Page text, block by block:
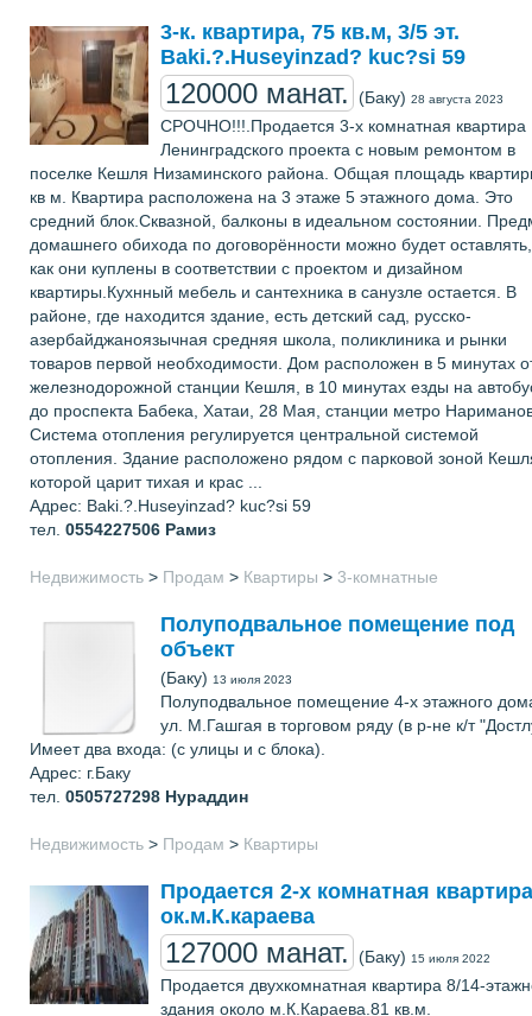
3-к. квартира, 75 кв.м, 3/5 эт.
Baki.?.Huseyinzad? kuc?si 59
120000 манат. (Баку) 28 августа 2023
СРОЧНО!!!.Продается 3-х комнатная квартира
Ленинградского проекта с новым ремонтом в
поселке Кешля Низаминского района. Общая площадь
кв м. Квартира расположена на 3 этаже 5 этажного дома. Это
средний блок.Сквазной, балконы в идеальном состоянии.
домашнего обихода по договорённости можно будет
как они куплены в соответствии с проектом и дизайном
квартиры.Кухнный мебель и сантехника в санузле остается. В
районе, где находится здание, есть детский сад, русско-
азербайджаноязычная средняя школа, поликлиника и рынки
товаров первой необходимости. Дом расположен в 5 минутах
железнодорожной станции Кешля, в 10 минутах езды на
до проспекта Бабeка, Хатаи, 28 Мая, станции метро
Система отопления регулируется центральной системой
отопления. Здание расположено рядом с парковой зоной
которой царит тихая и крас ...
Адрес: Baki.?.Huseyinzad? kuc?si 59
тел. 0554227506 Рамиз
Недвижимость > Продам > Квартиры > 3-комнатные
Полуподвальное помещение под
объект
(Баку) 13 июля 2023
Полуподвальное помещение 4-х этажного
ул. М.Гашгая в торговом ряду (в р-не к/т
Имеет два входа: (с улицы и с блока).
Адрес: г.Баку
тел. 0505727298 Нураддин
Недвижимость > Продам > Квартиры
Продается 2-х комнатная квартира
ок.м.К.караева
127000 манат. (Баку) 15 июля 2022
Продается двухкомнатная квартира 8/14-
здания около м.К.Караева.81 кв.м.